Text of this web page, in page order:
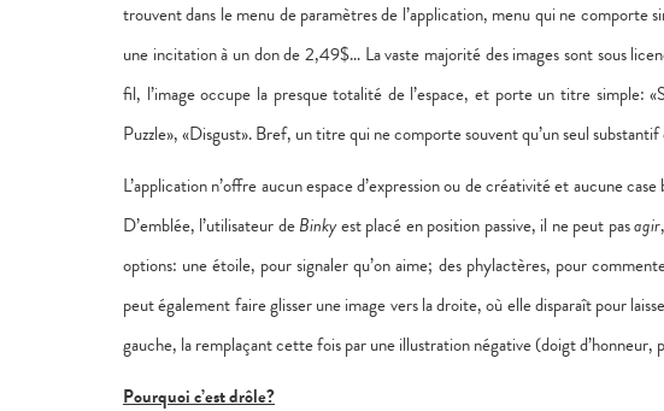
trouvent dans le menu de paramètres de l’application, menu qui ne comporte
une incitation à un don de 2,49$… La vaste majorité des images sont sous
fil, l’image occupe la presque totalité de l’espace, et porte un titre simple:
Puzzle», «Disgust». Bref, un titre qui ne comporte souvent qu’un seul
L’application n’offre aucun espace d’expression ou de créativité et aucune
D’emblée, l’utilisateur deBinkyest placé en position passive, il ne peut pasagir
options: une étoile, pour signaler qu’on aime; des phylactères, pour
peut également faire glisser une image vers la droite, où elle disparaît pour
gauche, la remplaçant cette fois par une illustration négative (doigt d’honneur,
Pourquoi c’est drôle?